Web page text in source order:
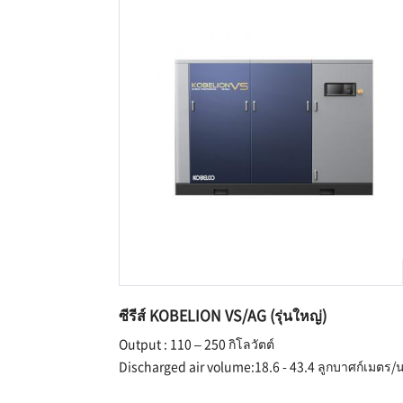
ซีรีส์ KOBELION VS/AG (รุ่นใหญ่)
Output : 110 – 250 กิโลวัตต์
Discharged air volume:18.6 - 43.4 ลูกบาศก์เมตร/